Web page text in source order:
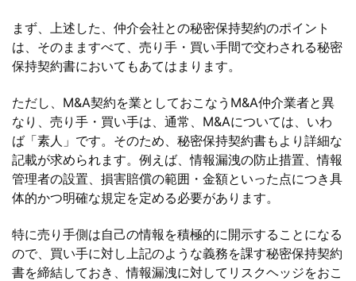
まず、上述した、仲介会社との秘密保持契約のポイント
は、そのまますべて、売り手・買い手間で交わされる秘密
保持契約書においてもあてはまります。
ただし、M&A契約を業としておこなうM&A仲介業者と異
なり、売り手・買い手は、通常、M&Aについては、いわ
ば「素人」です。そのため、秘密保持契約書もより詳細な
記載が求められます。例えば、情報漏洩の防止措置、情報
管理者の設置、損害賠償の範囲・金額といった点につき具
体的かつ明確な規定を定める必要があります。
特に売り手側は自己の情報を積極的に開示することになる
ので、買い手に対し上記のような義務を課す秘密保持契約
書を締結しておき、情報漏洩に対してリスクヘッジをおこ